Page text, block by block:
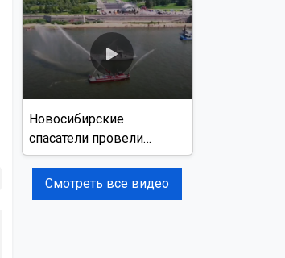
Новосибирские
спасатели провели
учения на реке Обь
Смотреть все видео